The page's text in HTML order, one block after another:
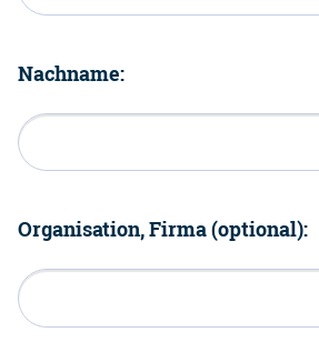
Nachname:
Organisation, Firma (optional):